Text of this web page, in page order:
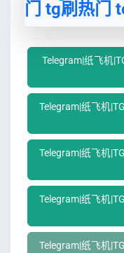
门 tg刷热门
Telegram|纸飞机
Telegram|纸飞机
Telegram|纸飞机
Telegram|纸飞机
Telegram|纸飞机